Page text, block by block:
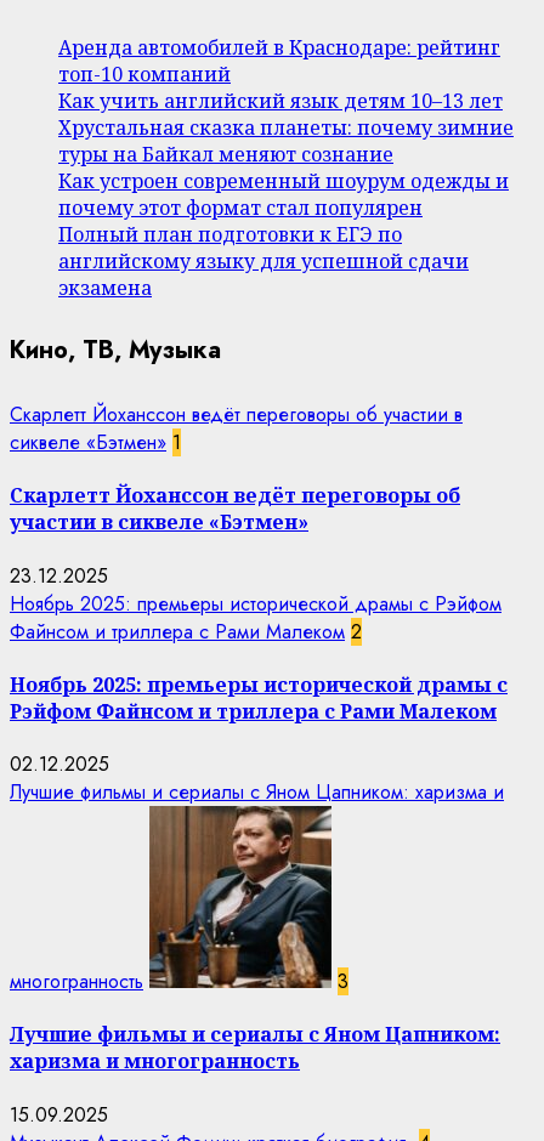
Аренда автомобилей в Краснодаре: рейтинг
топ-10 компаний
Как учить английский язык детям 10–13 лет
Хрустальная сказка планеты: почему зимние
туры на Байкал меняют сознание
Как устроен современный шоурум одежды и
почему этот формат стал популярен
Полный план подготовки к ЕГЭ по
английскому языку для успешной сдачи
экзамена
Кино, ТВ, Музыка
Скарлетт Йоханссон ведёт переговоры об участии в
сиквеле «Бэтмен» 1
Скарлетт Йоханссон ведёт переговоры об
участии в сиквеле «Бэтмен»
23.12.2025
Ноябрь 2025: премьеры исторической драмы с Рэйфом
Файнсом и триллера с Рами Малеком 2
Ноябрь 2025: премьеры исторической драмы с
Рэйфом Файнсом и триллера с Рами Малеком
02.12.2025
Лучшие фильмы и сериалы с Яном Цапником: харизма и
многогранность 3
Лучшие фильмы и сериалы с Яном Цапником:
харизма и многогранность
15.09.2025